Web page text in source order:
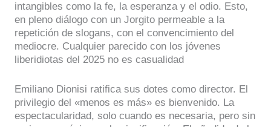
intangibles como la fe, la esperanza y el odio. Esto,
en pleno diálogo con un Jorgito permeable a la
repetición de slogans, con el convencimiento del
mediocre. Cualquier parecido con los jóvenes
liberidiotas del 2025 no es casualidad
Emiliano Dionisi ratifica sus dotes como director. El
privilegio del «menos es más» es bienvenido. La
espectacularidad, solo cuando es necesaria, pero sin